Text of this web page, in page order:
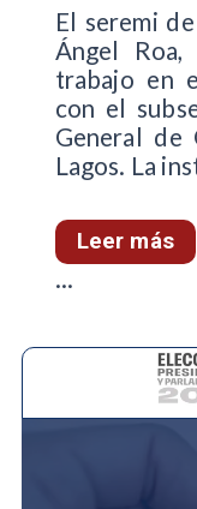
El seremi
Ángel
trabajo en
con el
General de
Lagos. La
Leer más
...